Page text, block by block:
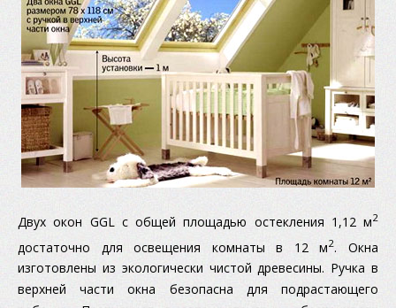
Двух окон GGL с общей площадью остекления 1,12 м2
достаточно для освещения комнаты в 12 м2. Окна
изготовлены из экологически чистой древесины. Ручка в
верхней части окна безопасна для подрастающего